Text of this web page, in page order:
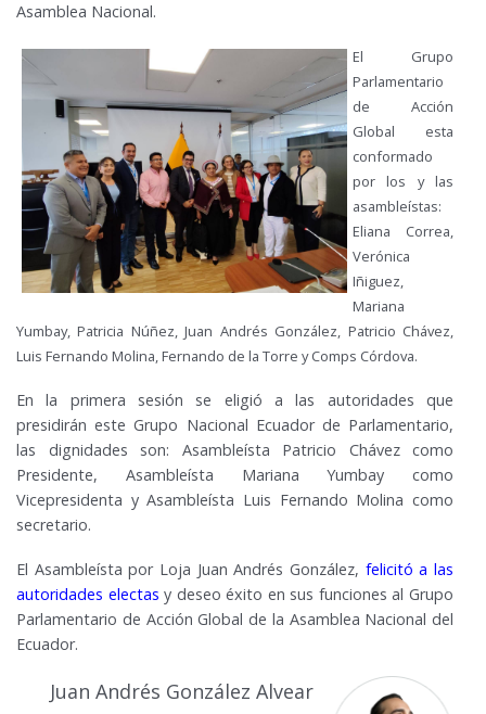
Asamblea Nacional.
El Grupo
Parlamentario
de Acción
Global esta
conformado
por los y las
asambleístas:
Eliana Correa,
Verónica
Iñiguez,
Mariana
Yumbay, Patricia Núñez, Juan Andrés González, Patricio Chávez,
Luis Fernando Molina, Fernando de la Torre y Comps Córdova.
En la primera sesión se eligió a las autoridades que
presidirán este Grupo Nacional Ecuador de Parlamentario,
las dignidades son: Asambleísta Patricio Chávez como
Presidente, Asambleísta Mariana Yumbay como
Vicepresidenta y Asambleísta Luis Fernando Molina como
secretario.
El Asambleísta por Loja Juan Andrés González, felicitó a las
autoridades electas y deseo éxito en sus funciones al Grupo
Parlamentario de Acción Global de la Asamblea Nacional del
Ecuador.
Juan Andrés González Alvear